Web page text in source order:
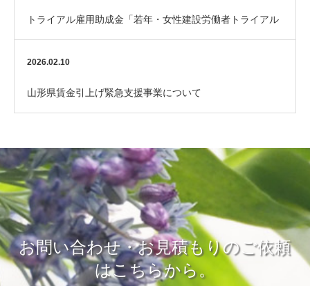
トライアル雇用助成金「若年・女性建設労働者トライアル
コース」のご案内
2026.02.10
山形県賃金引上げ緊急支援事業について
お問い合わせ・お見積もりのご依頼
はこちらから。